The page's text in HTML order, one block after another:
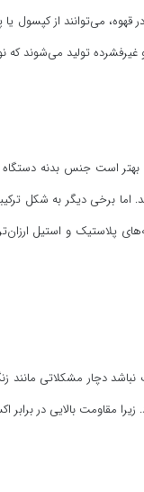
می‌توانند از کپسول یا
تولید می‌شوند که
است جنس بدنه دستگاه
اما برخی دیگر به شکل
پلاستیک و استیل
دچار مشکلاتی
مقاومت بالایی در برابر